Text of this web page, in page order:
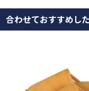
合わせておすすめし